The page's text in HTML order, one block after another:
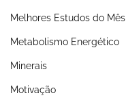
Melhores Estudos do Mês
Metabolismo Energético
Minerais
Motivação